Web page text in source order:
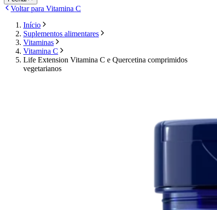
Voltar para Vitamina C
Início
Suplementos alimentares
Vitaminas
Vitamina C
Life Extension Vitamina C e Quercetina comprimidos
vegetarianos